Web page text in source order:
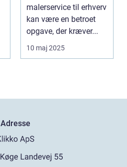
malerservice til erhverv
kan være en betroet
opgave, der kræver...
10 maj 2025
Adresse